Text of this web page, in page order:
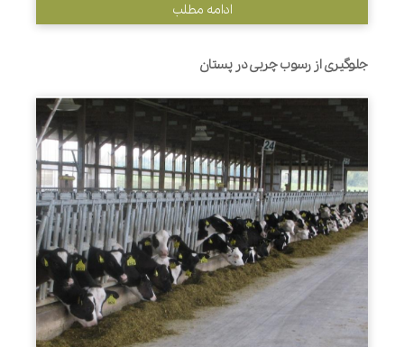
ادامه مطلب
جلوگیری از رسوب چربی در پستان